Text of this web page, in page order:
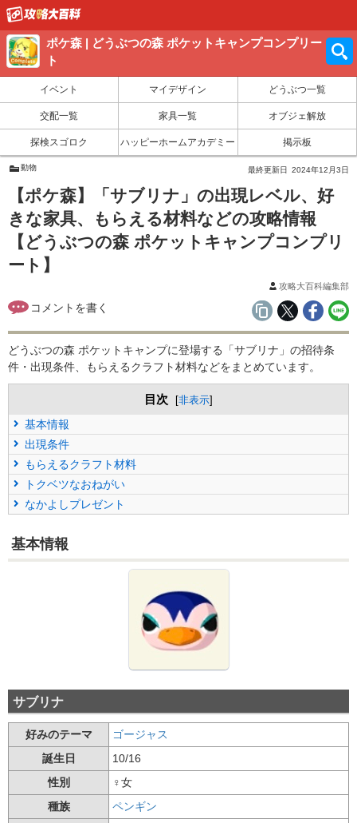
ポケ森 | どうぶつの森 ポケットキャンプコンプリー
ト
イベント マイデザイン どうぶつ一覧
交配一覧 家具一覧 オブジェ解放
探検スゴロク ハッピーホームアカデミー 掲示板
動物 最終更新日 2024年12月3日
【ポケ森】「サブリナ」の出現レベル、好
きな家具、もらえる材料などの攻略情報
【どうぶつの森 ポケットキャンプコンプリ
ート】
攻略大百科編集部
どうぶつの森 ポケットキャンプに登場する「サブリナ」の招待条
件・出現条件、もらえるクラフト材料などをまとめています。
目次 [非表示]
基本情報
出現条件
もらえるクラフト材料
トクベツなおねがい
なかよしプレゼント
基本情報
サブリナ
好みのテーマ
ゴージャス
誕生日
10/16
性別
♀女
種族
ペンギン